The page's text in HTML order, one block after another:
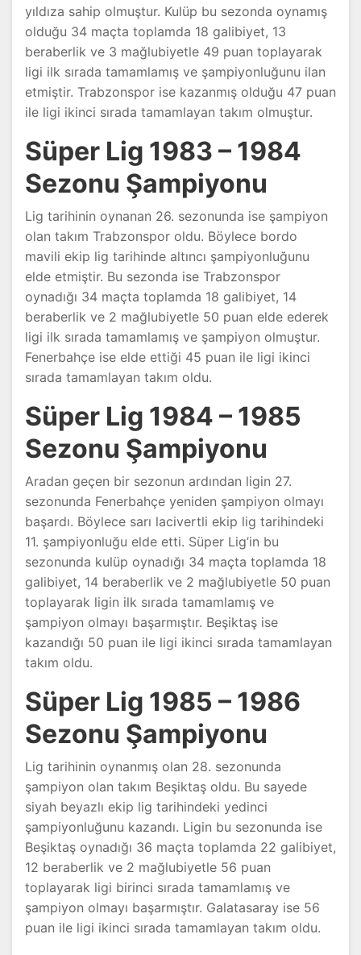
yıldıza sahip olmuştur. Kulüp bu sezonda oynamış
olduğu 34 maçta toplamda 18 galibiyet, 13
beraberlik ve 3 mağlubiyetle 49 puan toplayarak
ligi ilk sırada tamamlamış ve şampiyonluğunu ilan
etmiştir. Trabzonspor ise kazanmış olduğu 47 puan
ile ligi ikinci sırada tamamlayan takım olmuştur.
Süper Lig 1983 – 1984
Sezonu Şampiyonu
Lig tarihinin oynanan 26. sezonunda ise şampiyon
olan takım Trabzonspor oldu. Böylece bordo
mavili ekip lig tarihinde altıncı şampiyonluğunu
elde etmiştir. Bu sezonda ise Trabzonspor
oynadığı 34 maçta toplamda 18 galibiyet, 14
beraberlik ve 2 mağlubiyetle 50 puan elde ederek
ligi ilk sırada tamamlamış ve şampiyon olmuştur.
Fenerbahçe ise elde ettiği 45 puan ile ligi ikinci
sırada tamamlayan takım oldu.
Süper Lig 1984 – 1985
Sezonu Şampiyonu
Aradan geçen bir sezonun ardından ligin 27.
sezonunda Fenerbahçe yeniden şampiyon olmayı
başardı. Böylece sarı lacivertli ekip lig tarihindeki
11. şampiyonluğu elde etti. Süper Lig’in bu
sezonunda kulüp oynadığı 34 maçta toplamda 18
galibiyet, 14 beraberlik ve 2 mağlubiyetle 50 puan
toplayarak ligin ilk sırada tamamlamış ve
şampiyon olmayı başarmıştır. Beşiktaş ise
kazandığı 50 puan ile ligi ikinci sırada tamamlayan
takım oldu.
Süper Lig 1985 – 1986
Sezonu Şampiyonu
Lig tarihinin oynanmış olan 28. sezonunda
şampiyon olan takım Beşiktaş oldu. Bu sayede
siyah beyazlı ekip lig tarihindeki yedinci
şampiyonluğunu kazandı. Ligin bu sezonunda ise
Beşiktaş oynadığı 36 maçta toplamda 22 galibiyet,
12 beraberlik ve 2 mağlubiyetle 56 puan
toplayarak ligi birinci sırada tamamlamış ve
şampiyon olmayı başarmıştır. Galatasaray ise 56
puan ile ligi ikinci sırada tamamlayan takım oldu.